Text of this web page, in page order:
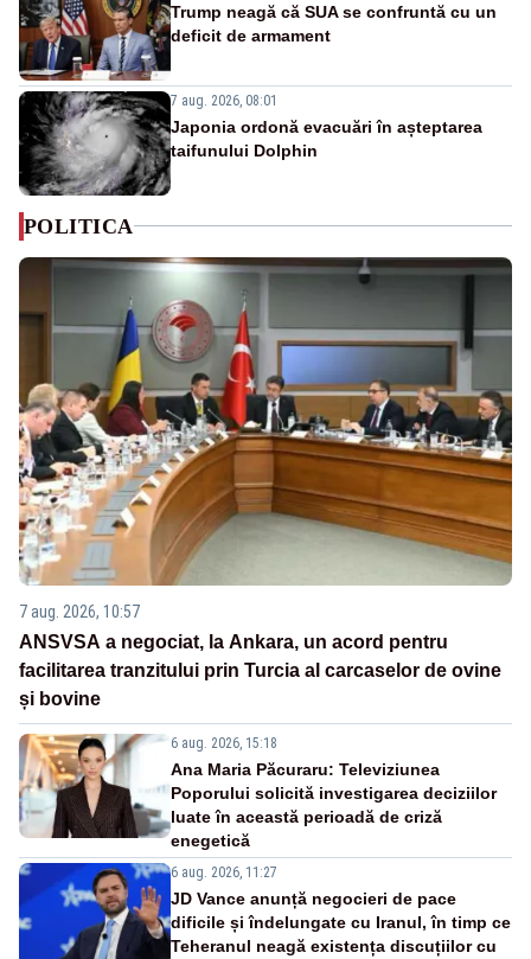
Trump neagă că SUA se confruntă cu un
deficit de armament
7 aug. 2026, 08:01
Japonia ordonă evacuări în așteptarea
taifunului Dolphin
POLITICA
7 aug. 2026, 10:57
ANSVSA a negociat, la Ankara, un acord pentru
facilitarea tranzitului prin Turcia al carcaselor de ovine
și bovine
6 aug. 2026, 15:18
Ana Maria Păcuraru: Televiziunea
Poporului solicită investigarea deciziilor
luate în această perioadă de criză
enegetică
6 aug. 2026, 11:27
JD Vance anunță negocieri de pace
dificile și îndelungate cu Iranul, în timp ce
Teheranul neagă existența discuțiilor cu